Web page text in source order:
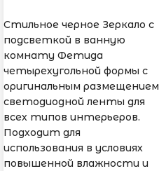
Стильное черное Зеркало с
подсветкой в ванную
комнату Фетида
четырехугольной формы с
оригинальным размещением
светодиодной ленты для
всех типов интерьеров.
Подходит для
использования в условиях
повышенной влажности и